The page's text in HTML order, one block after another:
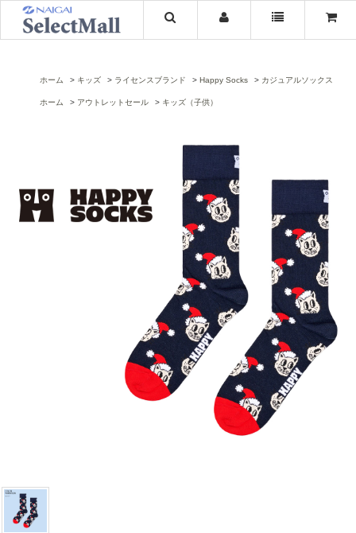
ホーム キッズ ライセンスブランド Happy Socks カジュアルソックス
ホーム アウトレットセール キッズ（子供）